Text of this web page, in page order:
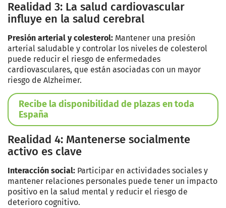
Realidad 3: La salud cardiovascular
influye en la salud cerebral
Presión arterial y colesterol: Mantener una presión
arterial saludable y controlar los niveles de colesterol
puede reducir el riesgo de enfermedades
cardiovasculares, que están asociadas con un mayor
riesgo de Alzheimer.
Recibe la disponibilidad de plazas en toda
España
Realidad 4: Mantenerse socialmente
activo es clave
Interacción social: Participar en actividades sociales y
mantener relaciones personales puede tener un impacto
positivo en la salud mental y reducir el riesgo de
deterioro cognitivo.